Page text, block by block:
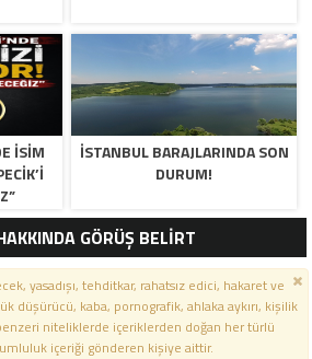
İSİM
İSTANBUL BARAJLARINDA SON
DURUM!
GÖRÜŞ BELİRT
yasadışı, tehditkar, rahatsız edici, hakaret ve
düşürücü, kaba, pornografik, ahlaka aykırı, kişilik
niteliklerde içeriklerden doğan her türlü
içeriği gönderen kişiye aittir.